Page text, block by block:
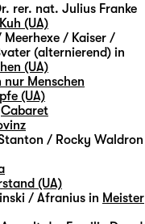
rer. nat. Julius Franke
(UA)
/ Kaiser /
(alternierend) in
(UA)
nur Menschen
(UA)
Cabaret
/ Rocky Waldron
(UA)
/ Afranius in Meister